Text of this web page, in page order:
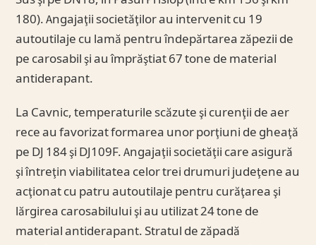
180). Angajaţii societăţilor au intervenit cu 19
autoutilaje cu lamă pentru îndepărtarea zăpezii de
pe carosabil şi au împrăştiat 67 tone de material
antiderapant.
La Cavnic, temperaturile scăzute şi curenţii de aer
rece au favorizat formarea unor porţiuni de gheaţă
pe DJ 184 şi DJ109F. Angajaţii societăţii care asigură
şi întreţin viabilitatea celor trei drumuri judeţene au
acţionat cu patru autoutilaje pentru curăţarea şi
lărgirea carosabilului şi au utilizat 24 tone de
material antiderapant. Stratul de zăpadă